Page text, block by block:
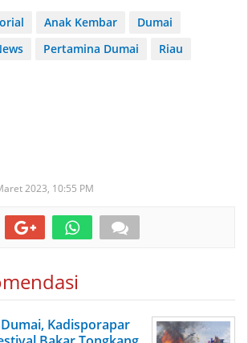
Anak Kembar
Dumai
Pertamina Dumai Riau
2023, 10:55 PM
Kadisporapar